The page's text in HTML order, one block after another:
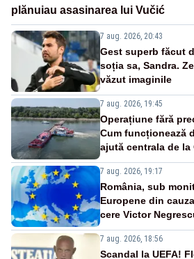
plănuiau asasinarea lui Vučić
7 aug. 2026, 20:43
Gest superb făcut
soția sa, Sandra.
văzut imaginile
7 aug. 2026, 19:45
Operațiune fără
Cum funcționează
ajută centrala de la
7 aug. 2026, 19:17
România, sub
Europene din
cere Victor
7 aug. 2026, 18:56
Scandal la UEFA!